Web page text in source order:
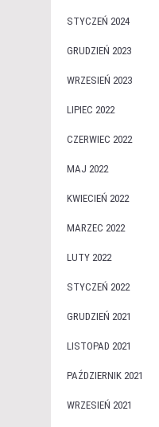
STYCZEŃ 2024
GRUDZIEŃ 2023
WRZESIEŃ 2023
LIPIEC 2022
CZERWIEC 2022
MAJ 2022
KWIECIEŃ 2022
MARZEC 2022
LUTY 2022
STYCZEŃ 2022
GRUDZIEŃ 2021
LISTOPAD 2021
PAŹDZIERNIK 2021
WRZESIEŃ 2021